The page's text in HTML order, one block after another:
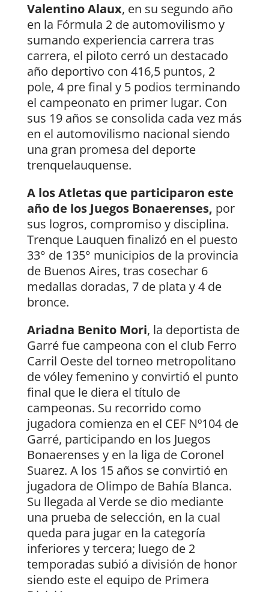
Valentino Alaux, en su segundo año
en la Fórmula 2 de automovilismo y
sumando experiencia carrera tras
carrera, el piloto cerró un destacado
año deportivo con 416,5 puntos, 2
pole, 4 pre final y 5 podios terminando
el campeonato en primer lugar. Con
sus 19 años se consolida cada vez más
en el automovilismo nacional siendo
una gran promesa del deporte
trenquelauquense.
A los Atletas que participaron este
año de los Juegos Bonaerenses, por
sus logros, compromiso y disciplina.
Trenque Lauquen finalizó en el puesto
33° de 135° municipios de la provincia
de Buenos Aires, tras cosechar 6
medallas doradas, 7 de plata y 4 de
bronce.
Ariadna Benito Mori, la deportista de
Garré fue campeona con el club Ferro
Carril Oeste del torneo metropolitano
de vóley femenino y convirtió el punto
final que le diera el título de
campeonas. Su recorrido como
jugadora comienza en el CEF Nº104 de
Garré, participando en los Juegos
Bonaerenses y en la liga de Coronel
Suarez. A los 15 años se convirtió en
jugadora de Olimpo de Bahía Blanca.
Su llegada al Verde se dio mediante
una prueba de selección, en la cual
queda para jugar en la categoría
inferiores y tercera; luego de 2
temporadas subió a división de honor
siendo este el equipo de Primera